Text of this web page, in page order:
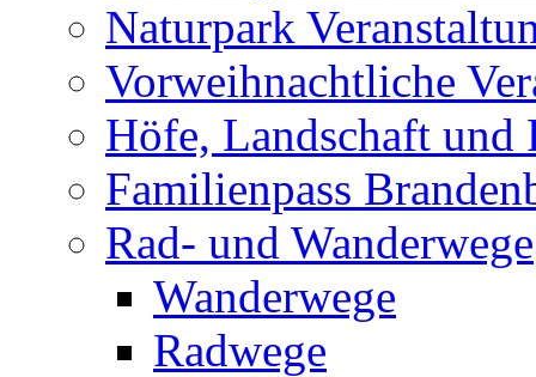
Naturpark
Vorweihnachtliche
Höfe, Landschaft und
Familienpass
Rad- und Wanderwege
Wanderwege
Radwege